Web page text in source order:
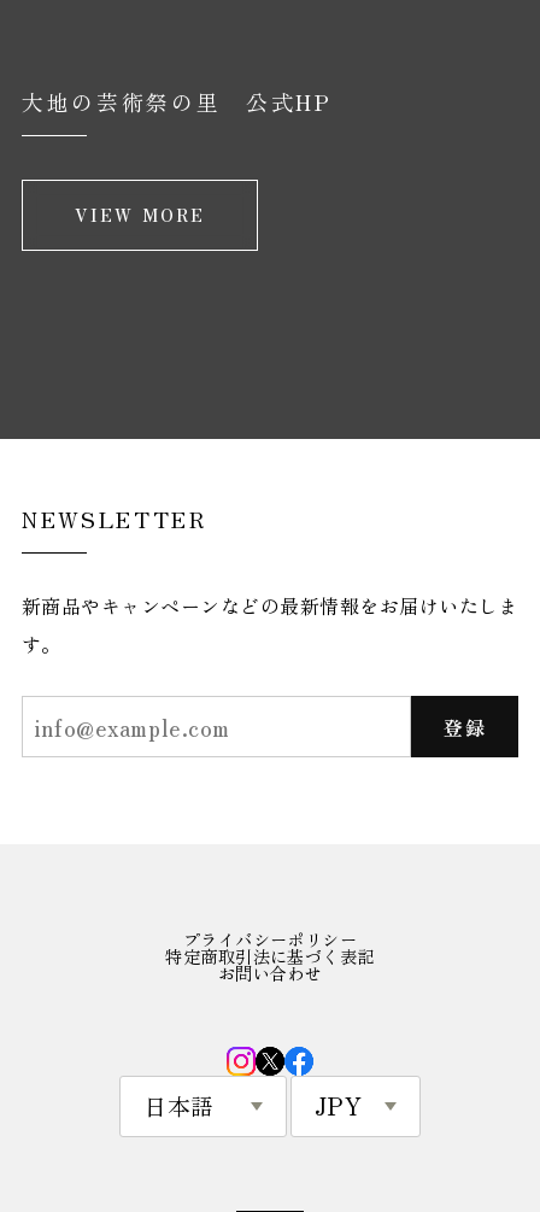
大地の芸術祭の里 公式HP
VIEW MORE
NEWSLETTER
新商品やキャンペーンなどの最新情報をお届けいたしま
す。
登録
プライバシーポリシー
特定商取引法に基づく表記
お問い合わせ